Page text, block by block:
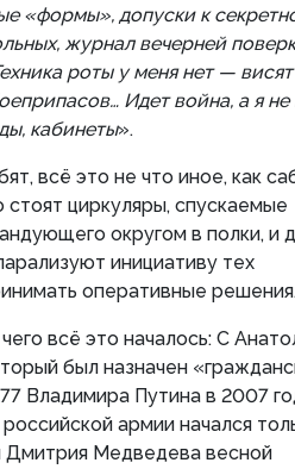
«формы», допуски к
журнал вечерней
роты у меня нет —
Идет война, а я
кабинеты».
всё это не что иное, как
циркуляры, спускаемые
округом в полки, и
инициативу тех
оперативные
всё это началось: С
был назначен
Владимира Путина в 2007
армии начался
Дмитрия Медведева весной